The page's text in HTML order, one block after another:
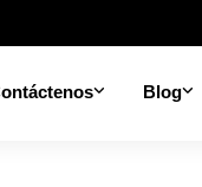
Blog